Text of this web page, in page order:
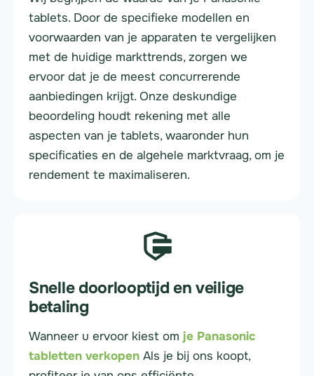
tablets. Door de specifieke modellen en
voorwaarden van je apparaten te vergelijken
met de huidige markttrends, zorgen we
ervoor dat je de meest concurrerende
aanbiedingen krijgt. Onze deskundige
beoordeling houdt rekening met alle
aspecten van je tablets, waaronder hun
specificaties en de algehele marktvraag, om je
rendement te maximaliseren.
Snelle doorlooptijd en veilige
betaling
Wanneer u ervoor kiest om je Panasonic
tabletten verkopen Als je bij ons koopt,